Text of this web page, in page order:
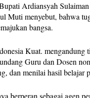
Ardiansyah
Muti menyebut, bahwa
bangsa.
Kuat. mengandung
Guru dan Dosen
dan menilai hasil belajar
berperan sebagai agen